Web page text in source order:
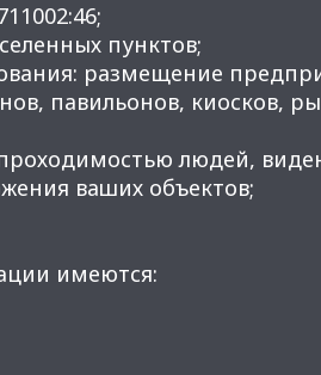
пунктов;
размещение
павильонов, киосков,
людей,
ваших объектов;
имеются: